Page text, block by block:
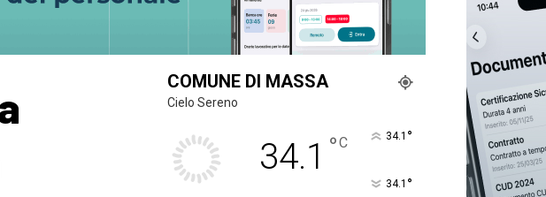
COMUNE DI MASSA
Cielo Sereno
34.1 °C 34.1 °
34.1 °